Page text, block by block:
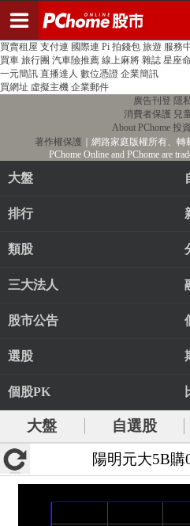
PChome首頁 線上購物 24h購物 書店
買賣租屋 支付連 國際連 Pi 拍錢包 旅遊 服務
買車 旅行團 汽車險推薦 線上麻將 雜誌 星座
一元簡訊 直播達人 數位憑證 企業簡訊
買網址 虛擬主機 企業郵件
廣告刊登 隱
消費者保護 兒
About PChome 投
著作權保護 ｜網路家庭版權所有、轉
PChome Online and PChome are
大盤
排行
類股
三大法人
股市公告
選股
個股PK
大盤 自選股
陽明元大5B購